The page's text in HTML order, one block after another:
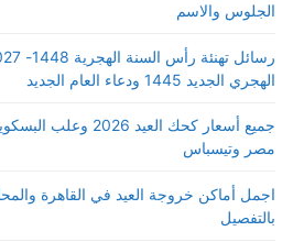
الجلوس والاسم
الهجري الجديد 1445 ودعاء العام الجديد
جميع أسعار كحك
مصر وتيسباس
بالتفصيل